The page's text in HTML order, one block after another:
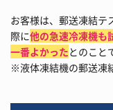
お客様は、郵送凍結テ
際に他の急速冷凍機も
一番よかったとのこと
※液体凍結機の郵送凍